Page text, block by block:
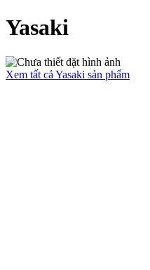
Yasaki
Xem tất cả Yasaki sản phẩm